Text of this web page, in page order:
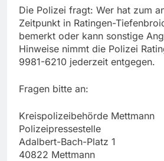
Die Polizei fragt: Wer hat zum
Zeitpunkt in Ratingen-
bemerkt oder kann sonstige
Hinweise nimmt die Polizei
9981-6210 jederzeit entgegen.
Fragen bitte an:
Kreispolizeibehörde Mettmann
Polizeipressestelle
Adalbert-Bach-Platz 1
40822 Mettmann